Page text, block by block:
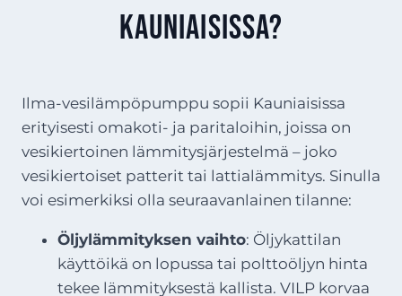
Kauniaisissa?
Ilma-vesilämpöpumppu sopii Kauniaisissa
erityisesti omakoti- ja paritaloihin, joissa on
vesikiertoinen lämmitysjärjestelmä – joko
vesikiertoiset patterit tai lattialämmitys. Sinulla
voi esimerkiksi olla seuraavanlainen tilanne:
Öljylämmityksen vaihto: Öljykattilan
käyttöikä on lopussa tai polttoöljyn hinta
tekee lämmityksestä kallista. VILP korvaa